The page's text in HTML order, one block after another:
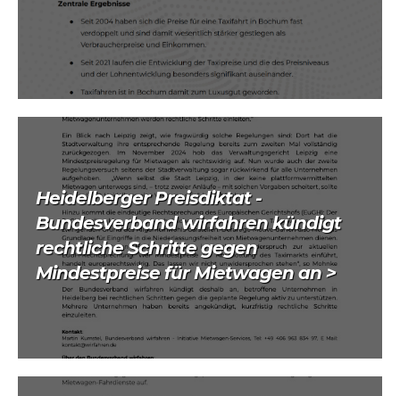
Heidelberger Preisdiktat -
Bundesverband wirfahren kündigt
rechtliche Schritte gegen
Mindestpreise für Mietwagen an >